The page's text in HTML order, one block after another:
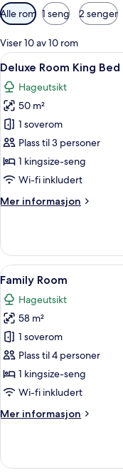
Tilgjengelige
filtre
for
rom
Alle rom 1 seng 2 senger
Viser 10 av 10 rom
Åpne
alle
bildene
av
Deluxe
Room
King
Bed
4
Deluxe Room King Bed
Hageutsikt
50 m²
1 soverom
Plass til 3 personer
1 kingsize-seng
Wi-fi inkludert
Mer informasjon
Mer
Room
King
Bed
Åpne
alle
bildene
av
Family
Room
5
Family Room
Hageutsikt
58 m²
1 soverom
Plass til 4 personer
1 kingsize-seng
Wi-fi inkludert
Mer informasjon
Mer
Room